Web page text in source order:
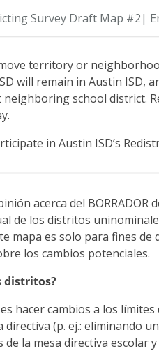
Survey Draft Map #2|
territory or
will remain in Austin
school district.
in Austin ISD’s
acerca del
de los distritos
mapa es solo para fines
los cambios potenciales.
distritos?
hacer cambios a los
directiva (p. ej.: eliminando
la mesa directiva escolar